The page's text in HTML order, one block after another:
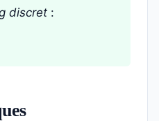
discret :